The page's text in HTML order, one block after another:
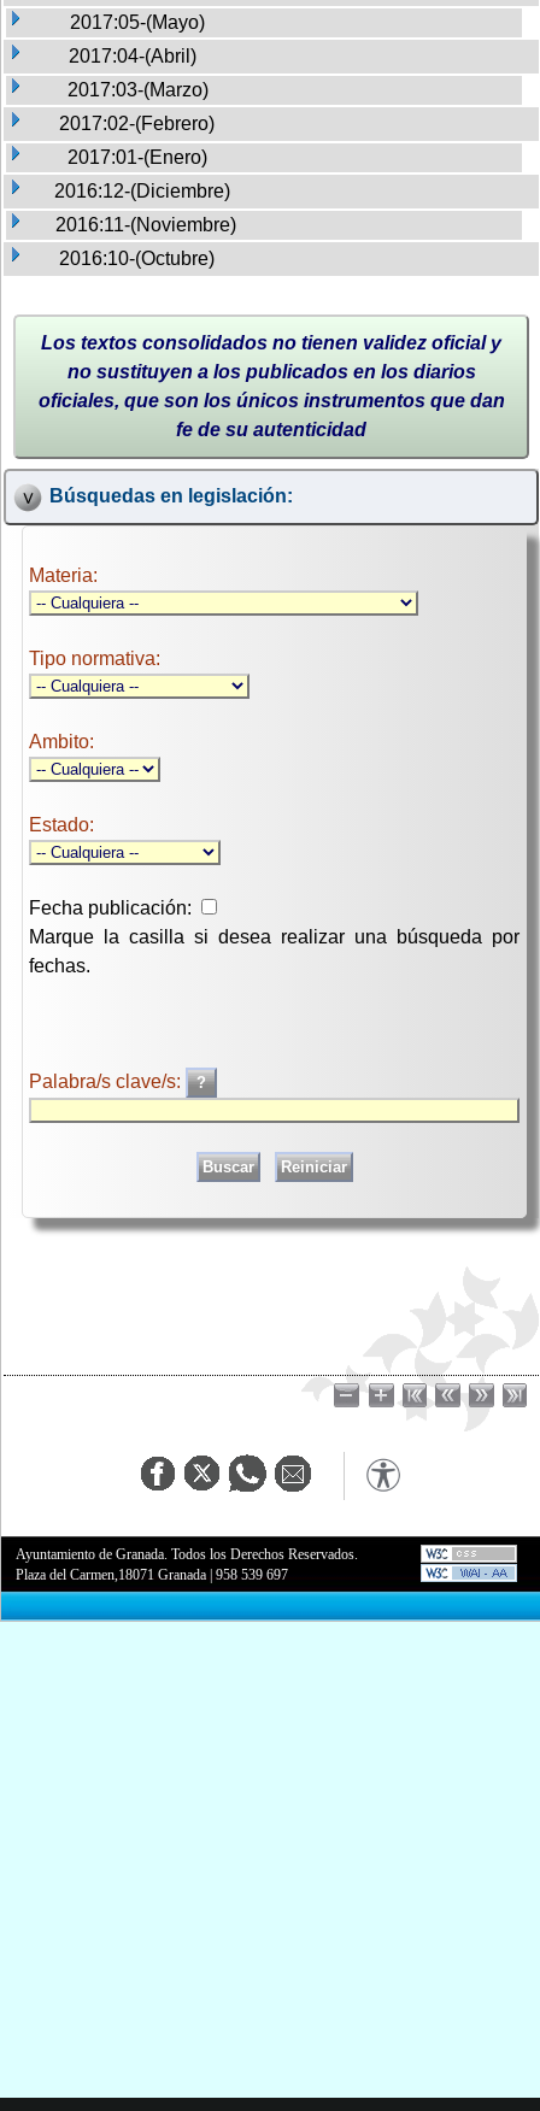
2017:05-(Mayo)
2017:04-(Abril)
2017:03-(Marzo)
2017:02-(Febrero)
2017:01-(Enero)
2016:12-(Diciembre)
2016:11-(Noviembre)
2016:10-(Octubre)
Los textos consolidados no tienen validez oficial y
no sustituyen a los publicados en los diarios
oficiales, que son los únicos instrumentos que dan
fe de su autenticidad
Búsquedas en legislación:
Materia:
Tipo normativa:
Ambito:
Estado:
Fecha publicación:
Marque la casilla si desea realizar una búsqueda por
fechas.
Palabra/s clave/s:
Ayuntamiento de Granada. Todos los Derechos Reservados.
Plaza del Carmen,18071 Granada |958 539 697